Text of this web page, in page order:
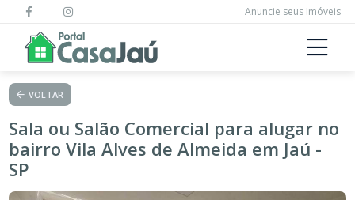
Anuncie seus Imóveis
VOLTAR
Sala ou Salão Comercial para alugar no
bairro Vila Alves de Almeida em Jaú -
SP